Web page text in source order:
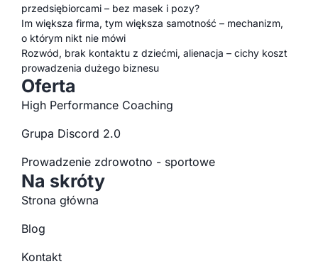
przedsiębiorcami – bez masek i pozy?
Im większa firma, tym większa samotność – mechanizm,
o którym nikt nie mówi
Rozwód, brak kontaktu z dziećmi, alienacja – cichy koszt
prowadzenia dużego biznesu
Oferta
High Performance Coaching
Grupa Discord 2.0
Prowadzenie zdrowotno - sportowe
Na skróty
Strona główna
Blog
Kontakt